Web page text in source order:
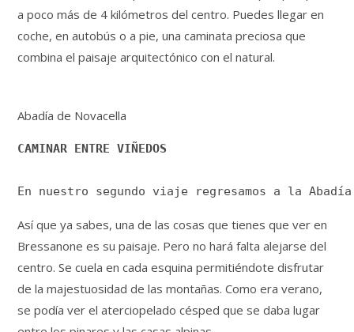
a poco más de 4 kilómetros del centro. Puedes llegar en
coche, en autobús o a pie, una caminata preciosa que
combina el paisaje arquitectónico con el natural.
Abadía de Novacella
CAMINAR ENTRE VIÑEDOS
En nuestro segundo viaje regresamos a la
Así que ya sabes, una de las cosas que tienes que ver en
Bressanone es su paisaje. Pero no hará falta alejarse del
centro. Se cuela en cada esquina permitiéndote disfrutar
de la majestuosidad de las montañas. Como era verano,
se podía ver el aterciopelado césped que se daba lugar